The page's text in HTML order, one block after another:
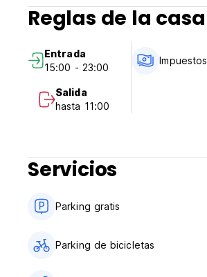
Reglas de la casa
Entrada
15:00 - 23:00
Salida
hasta 11:00
Servicios
Parking gratis
Parking de bicicletas